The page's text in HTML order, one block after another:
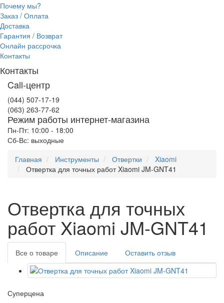
Почему мы?
Заказ / Оплата
Доставка
Гарантия / Возврат
Онлайн рассрочка
Контакты
Контакты
Call-центр
(044) 507-17-19
(063) 263-77-62
Режим работы интернет-магазина
Пн-Пт: 10:00 - 18:00
Сб-Вс: выходные
Главная
Инструменты Отвертки
Xiaomi
Отвертка для точных работ Xiaomi JM-GNT41
Отвертка для точных
работ Xiaomi JM-GNT41
Все о товаре Описание Оставить отзыв
Суперцена